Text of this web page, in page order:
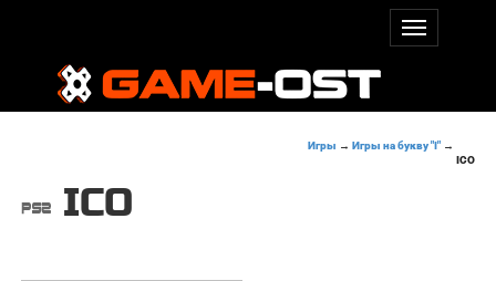
Игры → Игры на букву "I"→
ICO
ICO